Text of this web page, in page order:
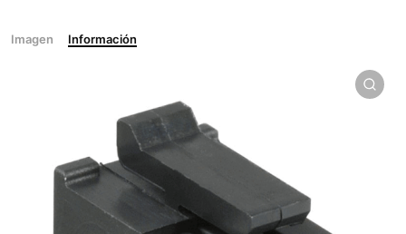
Imagen Información